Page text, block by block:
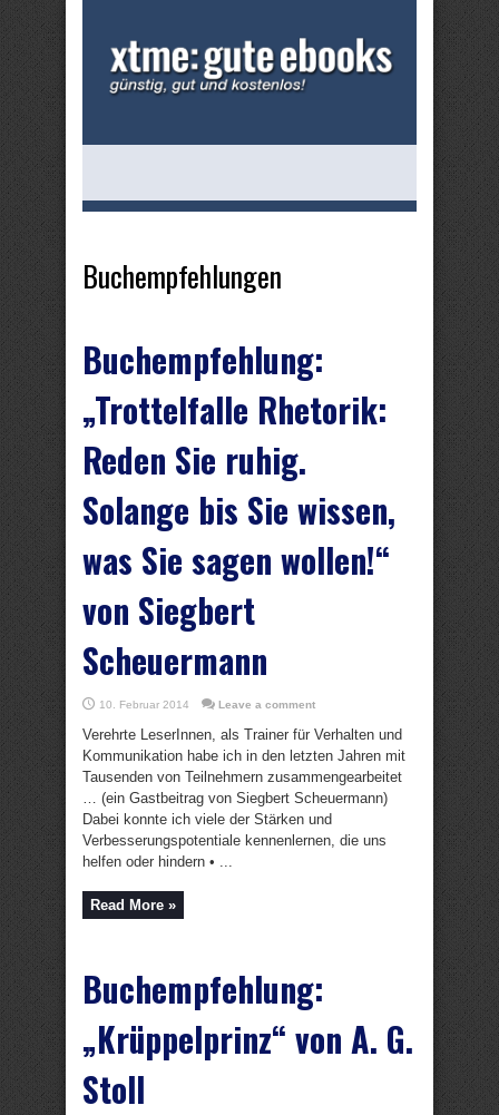
Buchempfehlungen
Buchempfehlung:
„Trottelfalle Rhetorik:
Reden Sie ruhig.
Solange bis Sie wissen,
was Sie sagen wollen!“
von Siegbert
Scheuermann
10. Februar 2014 Leave a comment
Verehrte LeserInnen, als Trainer für Verhalten und
Kommunikation habe ich in den letzten Jahren mit
Tausenden von Teilnehmern zusammengearbeitet
… (ein Gastbeitrag von Siegbert Scheuermann)
Dabei konnte ich viele der Stärken und
Verbesserungspotentiale kennenlernen, die uns
helfen oder hindern • ...
Read More »
Buchempfehlung:
„Krüppelprinz“ von A. G.
Stoll